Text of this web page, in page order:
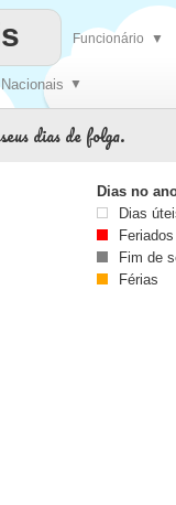
Nacionais ▼
Funcionário ▼
dias de folga.
Dias no
Dias
Feriados
Fim de
Férias